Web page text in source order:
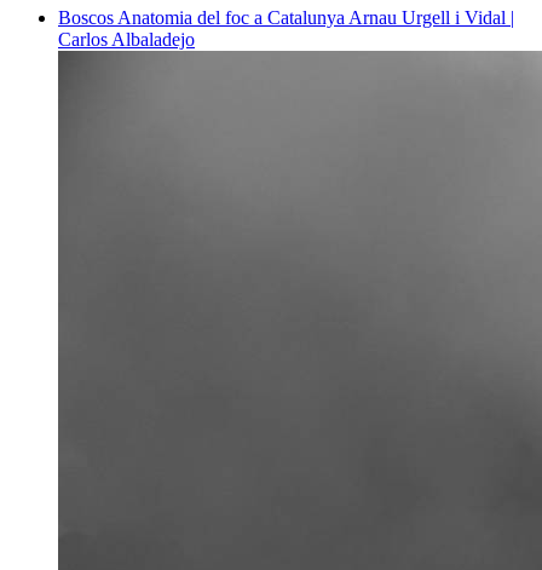
Boscos Anatomia del foc a Catalunya Arnau Urgell i Vidal |
Carlos Albaladejo